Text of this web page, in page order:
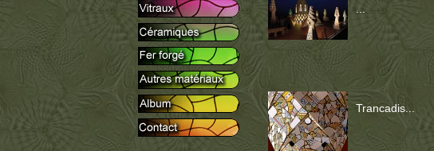
...
Trancadis...